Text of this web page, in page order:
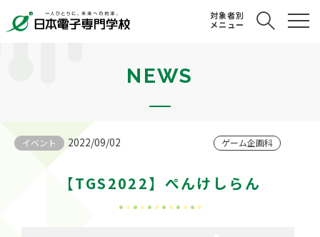
対象者別
メニュー
NEWS
イベント 2022/09/02 ゲーム企画科
【TGS2022】ぺんけしらん